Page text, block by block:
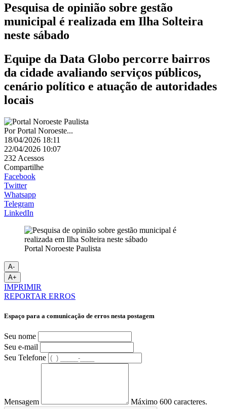
Pesquisa de opinião sobre gestão
municipal é realizada em Ilha Solteira
neste sábado
Equipe da Data Globo percorre bairros
da cidade avaliando serviços públicos,
cenário político e atuação de autoridades
locais
PorPortal Noroeste...
18/04/2026 18:11
22/04/2026 10:07
232 Acessos
Compartilhe
Facebook
Twitter
Whatsapp
Telegram
LinkedIn
Portal Noroeste Paulista
A-
A+
IMPRIMIR
REPORTAR ERROS
Espaço para a comunicação de erros nesta postagem
Seu nome
Seu e-mail
Seu Telefone
Mensagem Máximo 600 caracteres.